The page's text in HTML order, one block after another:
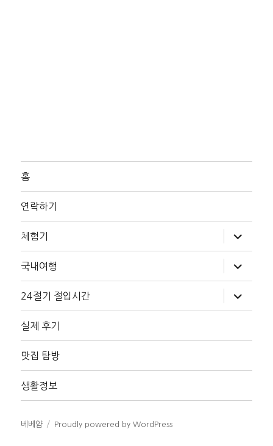
홈
연락하기
체험기
위
메
확
장
국내여행
위
메
확
장
24절기 절입시간
위
메
장
실제 후기
맛집 탐방
생활정보
베베얌 Proudly powered by WordPress